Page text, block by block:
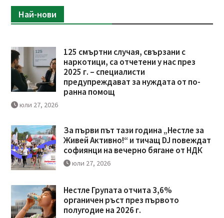
Най-нови
125 смъртни случая, свързани с
наркотици, са отчетени у нас през
2025 г. – специалисти
предупреждават за нуждата от по-
ранна помощ
юли 27, 2026
За първи път тази година „Нестле за
Живей Активно!“ и тичащ DJ повеждат
софиянци на вечерно бягане от НДК
юли 27, 2026
Нестле Групата отчита 3,6%
органичен ръст през първото
полугодие на 2026 г.